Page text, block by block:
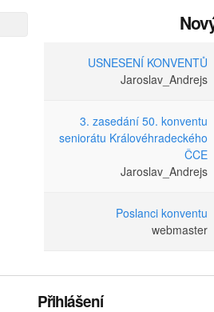
USNESENÍ KONVENTŮ
Jaroslav_Andrejs
3. zasedání 50. konventu
seniorátu Královéhradeckého
ČCE
Jaroslav_Andrejs
Poslanci konventu
webmaster
Přihlášení